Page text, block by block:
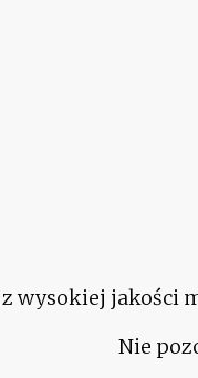
wysokiej jakości
Nie